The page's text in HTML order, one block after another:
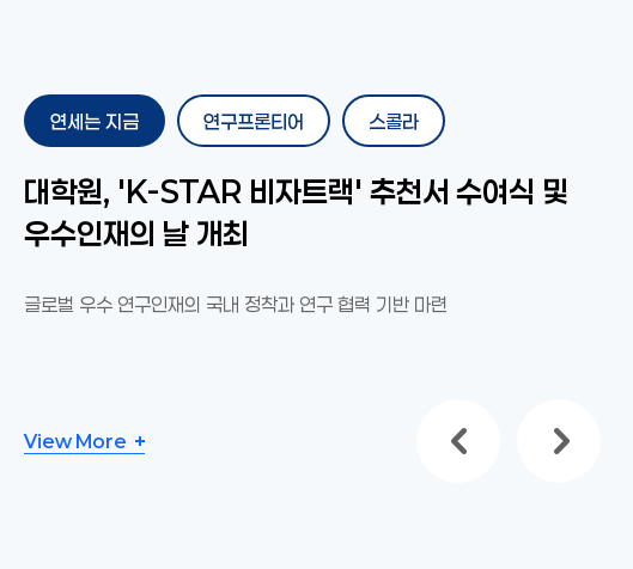
연세는 지금 연구프론티어 스콜라
경영대학, NH농협은행·NH투자증권과
‘농심천심’ 가치 확산 위한 업무협약 체결
대학원, 'K-STAR 비자트랙' 추천서 수여식 및
우수인재의 날 개최
글로벌 우수 연구인재의 국내 정착과 연구 협력 기반 마련
대학원 항공우주공학과 출범… 대한민국
우주항공 미래 비전 제시
세계적 고출력 전자파 학술대회 ‘GlobalEM
2026’ 개최
메모리 반도체 최고 전문가 한자리에… 'AI향
메모리 반도체 특론' 개설
우리 대학교, 엔비디아 주도 글로벌 AI-RAN
총회 아시아 첫 유치
제39주기 이한열 추모식 개최
故 최창규 박사 유족, 지속가능 교육·연구 위해
27만 5천 달러 기부
독일 연구중심대학 U15 총장단, 연세-IBS 방문
윤동섭 총장, 일본 게이오대 명예의학박사 학위
수여
우원식 국회의장에 명예정치학박사 학위 수여
‘면역-대사 네트워크 분석 연구지원센터’ 개소…
정밀 바이오 연구 본격화
경영대학, NH농협은행·NH투자증권과
‘농심천심’ 가치 확산 위한 업무협약 체결
대학원, 'K-STAR 비자트랙' 추천서 수여식 및
우수인재의 날 개최
View More